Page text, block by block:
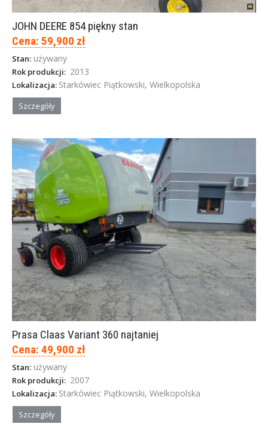
JOHN DEERE 854 piękny stan
Cena: 59,900 zł
Stan: używany
Rok produkcji: 2013
Lokalizacja: Starkówiec Piątkowski, Wielkopolska
Szczegóły
Prasa Claas Variant 360 najtaniej
Cena: 49,900 zł
Stan: używany
Rok produkcji: 2007
Lokalizacja: Starkówiec Piątkowski, Wielkopolska
Szczegóły